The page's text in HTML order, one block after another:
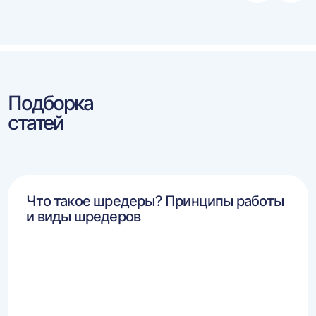
Подборка
статей
Что такое шредеры? Принципы работы
и виды шредеров